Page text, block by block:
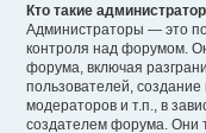
Кто такие
Администраторы — это
контроля над форумом.
форума, включая
пользователей, создание
модераторов и т.п., в
создателем форума. Они